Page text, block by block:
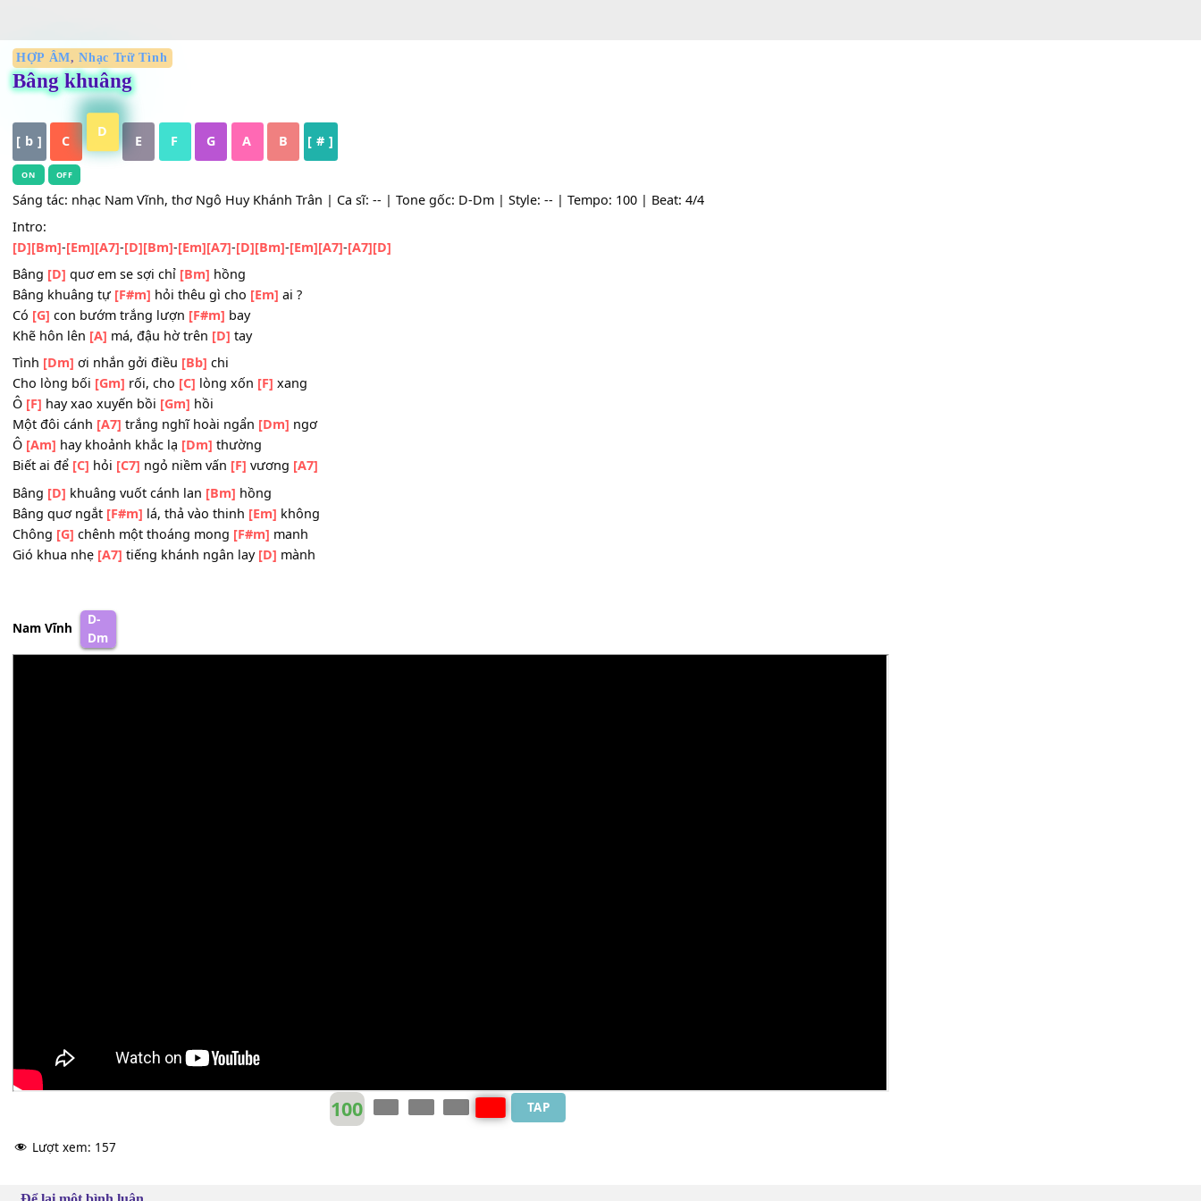
Bâng khuâng
[ b ] C E F G A B [ # ]
Sáng tác: nhạc Nam Vĩnh, thơ Ngô Huy Khánh Trân | Ca sĩ: -- | Tone gốc: D-Dm | Style: -- | Tempo: 100 | Beat: 4/4
Intro:
[D][Bm]-[Em][A7]-[D][Bm]-[Em] [A7]
quơ em se sợi chỉ [Bm] hồng
Bâng khuâng tự [F#m]hỏi thêu gì cho
Có
[G] con bướm trắng lượn[F#m] bay
Khẽ hôn lên[A]má, đậu hờ trên[D] tay
Tình[Dm]ơi nhắn gởi điều[Bb]chi
Cho lòng bối[Gm]rối, cho[C]lòng xốn[F]xang
Ô[F] hay xao xuyến bồi[Gm]hồi
Một đôi cánh [A7]trắng nghĩ hoài ngẩn[Dm]
Ô[Am]hay khoảnh khắc lạ[Dm]thường
Biết ai để[C]hỏi[C7]ngỏ niềm vấn [F]vương
Bâng quơ ngắt[F#m]
Chông[G] chênh một thoáng mong
Gió khua nhẹ[A7]tiếng khánh ngân lay[D]mành